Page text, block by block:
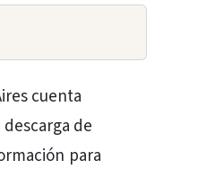
cuenta
de
para